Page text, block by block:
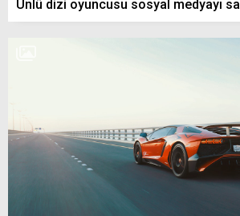
Ünlü dizi oyuncusu sosyal medyayı